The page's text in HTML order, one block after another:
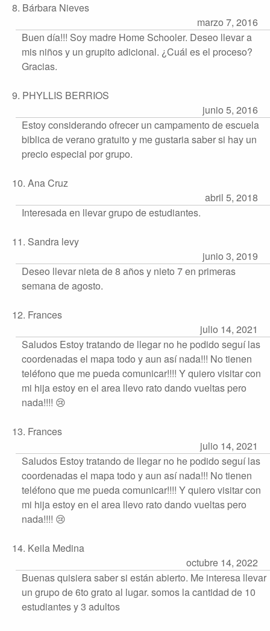
8. Bárbara Nieves
marzo 7, 2016
Buen día!!! Soy madre Home Schooler. Deseo llevar a
mis niños y un grupito adicional. ¿Cuál es el proceso?
Gracias.
9. PHYLLIS BERRIOS
junio 5, 2016
Estoy considerando ofrecer un campamento de escuela
biblica de verano gratuito y me gustaria saber si hay un
precio especial por grupo.
10. Ana Cruz
abril 5, 2018
Interesada en llevar grupo de estudiantes.
11. Sandra levy
junio 3, 2019
Deseo llevar nieta de 8 años y nieto 7 en primeras
semana de agosto.
12. Frances
julio 14, 2021
Saludos Estoy tratando de llegar no he podido seguí las
coordenadas el mapa todo y aun así nada!!! No tienen
teléfono que me pueda comunicar!!!! Y quiero visitar con
mi hija estoy en el area llevo rato dando vueltas pero
nada!!!! 😢
13. Frances
julio 14, 2021
Saludos Estoy tratando de llegar no he podido seguí las
coordenadas el mapa todo y aun así nada!!! No tienen
teléfono que me pueda comunicar!!!! Y quiero visitar con
mi hija estoy en el area llevo rato dando vueltas pero
nada!!!! 😢
14. Keila Medina
octubre 14, 2022
Buenas quisiera saber si están abierto. Me interesa llevar
un grupo de 6to grato al lugar. somos la cantidad de 10
estudiantes y 3 adultos